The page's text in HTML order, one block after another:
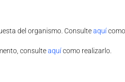
del organismo. Consulteaquí
consulteaquícomo realizarlo.